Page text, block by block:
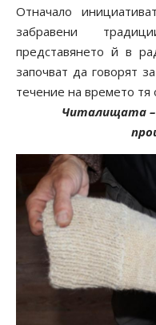
Отначало
забравени
представянето й в
започват да говорят
течение на времето тя
Читалищата